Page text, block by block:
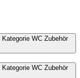
WC Zubehör
WC Zubehör